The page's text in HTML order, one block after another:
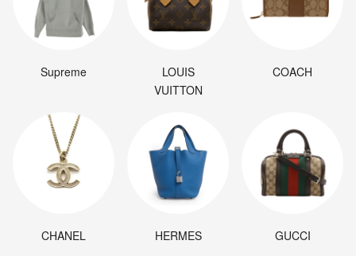
Supreme
LOUIS
VUITTON
COACH
CHANEL HERMES GUCCI